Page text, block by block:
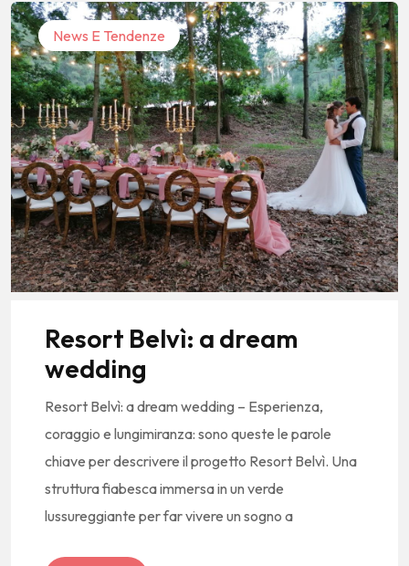
News E Tendenze
Resort Belvì: a dream
wedding
Resort Belvì: a dream wedding – Esperienza,
coraggio e lungimiranza: sono queste le parole
chiave per descrivere il progetto Resort Belvì. Una
struttura fiabesca immersa in un verde
lussureggiante per far vivere un sogno a